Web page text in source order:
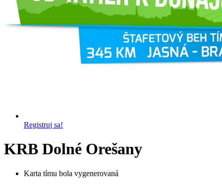
Registruj sa!
KRB Dolné Orešany
Karta tímu bola vygenerovaná